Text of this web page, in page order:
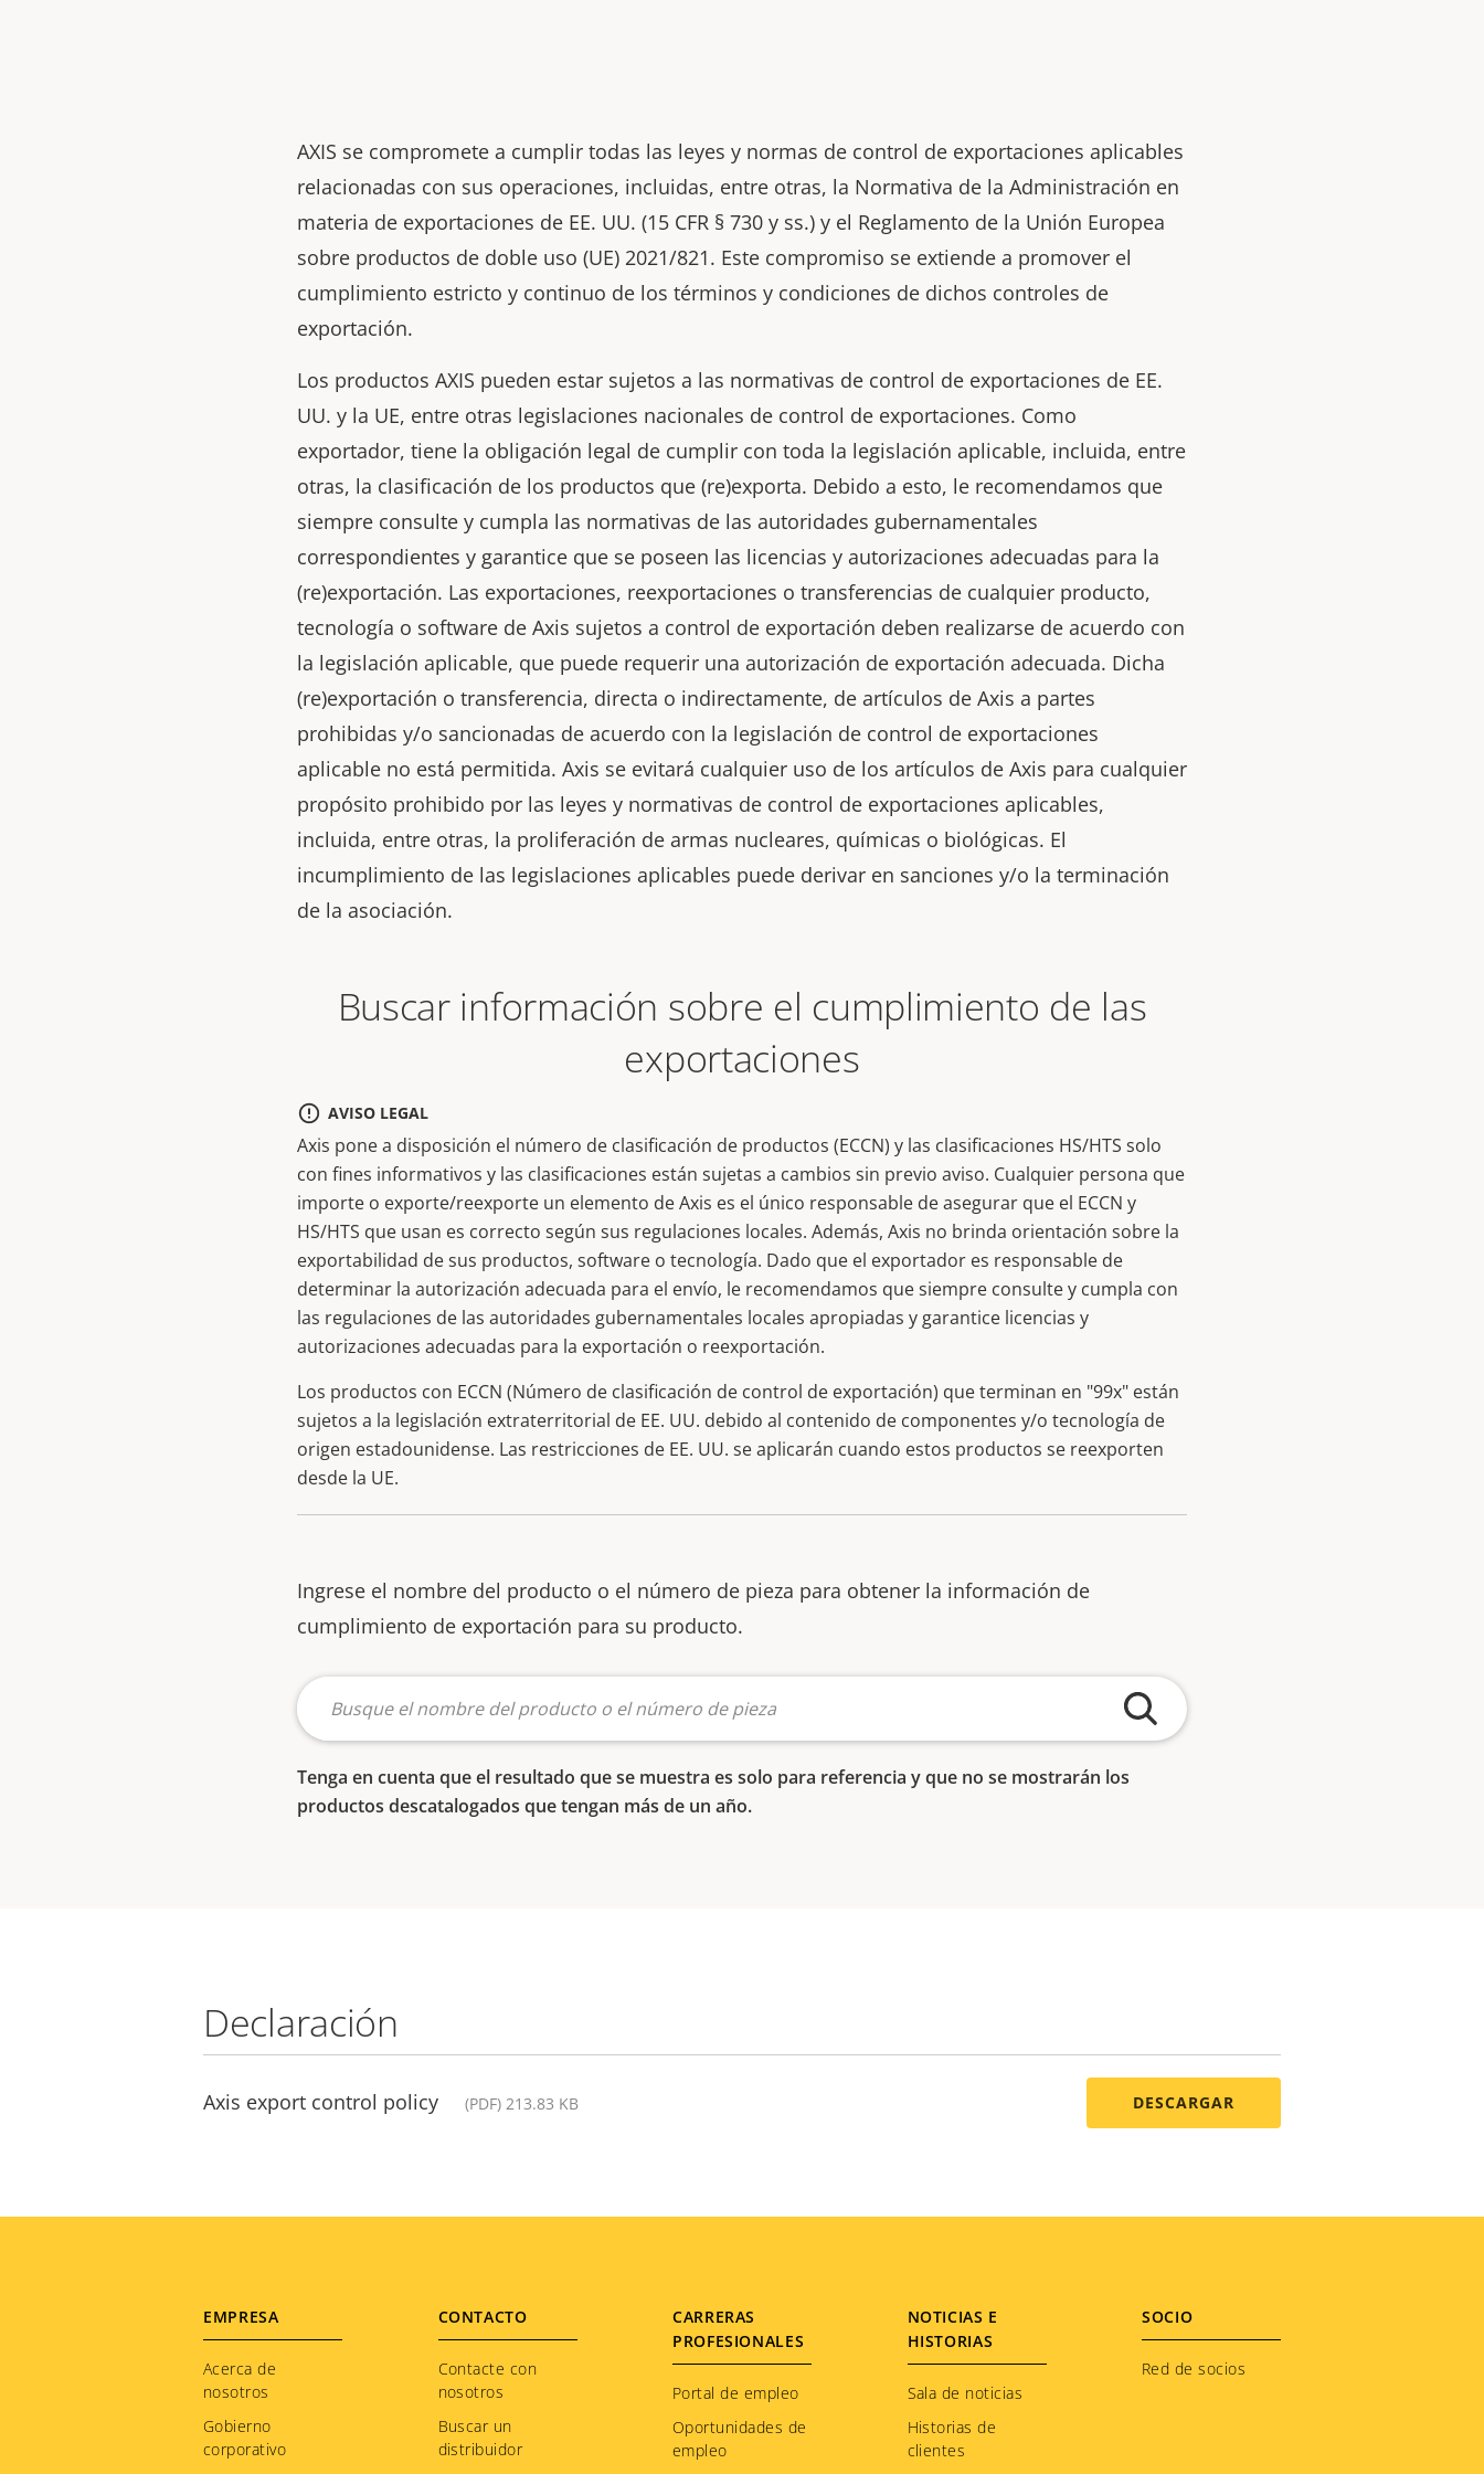
AXIS se compromete a cumplir todas las leyes y normas de control de exportaciones aplicables
relacionadas con sus operaciones, incluidas, entre otras, la Normativa de la Administración en
materia de exportaciones de EE. UU. (15 CFR § 730 y ss.) y el Reglamento de la Unión Europea
sobre productos de doble uso (UE) 2021/821. Este compromiso se extiende a promover el
cumplimiento estricto y continuo de los términos y condiciones de dichos controles de
exportación.
Los productos AXIS pueden estar sujetos a las normativas de control de exportaciones de EE.
UU. y la UE, entre otras legislaciones nacionales de control de exportaciones. Como
exportador, tiene la obligación legal de cumplir con toda la legislación aplicable, incluida, entre
otras, la clasificación de los productos que (re)exporta. Debido a esto, le recomendamos que
siempre consulte y cumpla las normativas de las autoridades gubernamentales
correspondientes y garantice que se poseen las licencias y autorizaciones adecuadas para la
(re)exportación. Las exportaciones, reexportaciones o transferencias de cualquier producto,
tecnología o software de Axis sujetos a control de exportación deben realizarse de acuerdo con
la legislación aplicable, que puede requerir una autorización de exportación adecuada. Dicha
(re)exportación o transferencia, directa o indirectamente, de artículos de Axis a partes
prohibidas y/o sancionadas de acuerdo con la legislación de control de exportaciones
aplicable no está permitida. Axis se evitará cualquier uso de los artículos de Axis para cualquier
propósito prohibido por las leyes y normativas de control de exportaciones aplicables,
incluida, entre otras, la proliferación de armas nucleares, químicas o biológicas. El
incumplimiento de las legislaciones aplicables puede derivar en sanciones y/o la terminación
de la asociación.
Buscar información sobre el cumplimiento de las
exportaciones
AVISO LEGAL
Axis pone a disposición el número de clasificación de productos (ECCN) y las clasificaciones HS/HTS solo
con fines informativos y las clasificaciones están sujetas a cambios sin previo aviso. Cualquier persona que
importe o exporte/reexporte un elemento de Axis es el único responsable de asegurar que el ECCN y
HS/HTS que usan es correcto según sus regulaciones locales. Además, Axis no brinda orientación sobre la
exportabilidad de sus productos, software o tecnología. Dado que el exportador es responsable de
determinar la autorización adecuada para el envío, le recomendamos que siempre consulte y cumpla con
las regulaciones de las autoridades gubernamentales locales apropiadas y garantice licencias y
autorizaciones adecuadas para la exportación o reexportación.
Los productos con ECCN (Número de clasificación de control de exportación) que terminan en "99x" están
sujetos a la legislación extraterritorial de EE. UU. debido al contenido de componentes y/o tecnología de
origen estadounidense. Las restricciones de EE. UU. se aplicarán cuando estos productos se reexporten
desde la UE.
Ingrese el nombre del producto o el número de pieza para obtener la información de
cumplimiento de exportación para su producto.
Tenga en cuenta que el resultado que se muestra es solo para referencia y que no se mostrarán los
productos descatalogados que tengan más de un año.
Declaración
Axis export control policy (PDF) 213.83 KB DESCARGAR
Footer
menu
EMPRESA
Acerca de
nosotros
Gobierno
corporativo
CONTACTO
Contacte con
nosotros
Buscar un
distribuidor
CARRERAS
PROFESIONALES
Portal de empleo
Oportunidades de
empleo
NOTICIAS E
HISTORIAS
Sala de noticias
Historias de
clientes
SOCIO
Red de socios